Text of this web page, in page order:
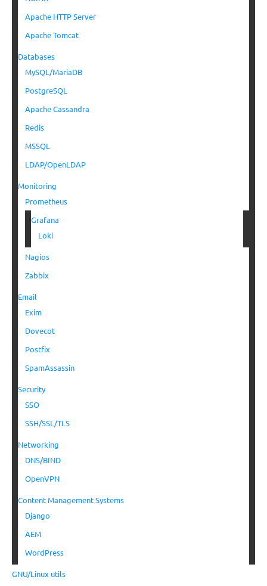
Apache HTTP Server
Apache Tomcat
Databases
MySQL/MariaDB
PostgreSQL
Apache Cassandra
Redis
MSSQL
LDAP/OpenLDAP
Monitoring
Prometheus
Grafana
Loki
Nagios
Zabbix
Email
Exim
Dovecot
Postfix
SpamAssassin
Security
SSO
SSH/SSL/TLS
Networking
DNS/BIND
OpenVPN
Content Management Systems
Django
AEM
WordPress
GNU/Linux utils